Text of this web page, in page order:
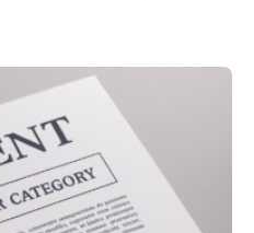
welche Erfahrungen sie
entscheidend
verlaufen und welche
Überzeugungen
Studie der
des